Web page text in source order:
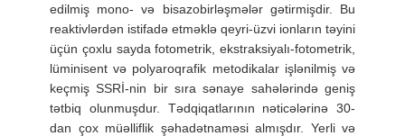
edilmiş mono- və bisazobirləşmələr gətirmişdir. Bu
reaktivlərdən istifadə etməklə qeyri-üzvi ionların təyini
üçün çoxlu sayda fotometrik, ekstraksiyalı-fotometrik,
lüminisent və polyaroqrafik metodikalar işlənilmiş və
keçmiş SSRİ-nin bir sıra sənaye sahələrində geniş
tətbiq olunmuşdur. Tədqiqatlarının nəticələrinə 30-
dan çox müəlliflik şəhadətnaməsi almışdır. Yerli və